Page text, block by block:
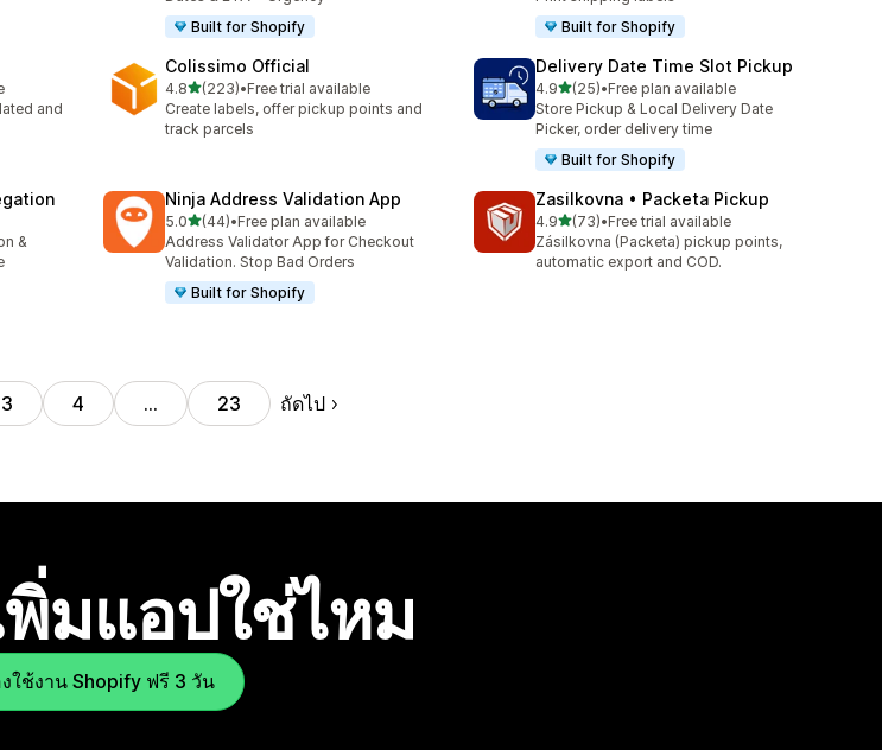
Built for Shopify
Built for Shopify
and
Colissimo Official
4.8เต็ม 5 ดาว
(223)
ทั้งหมด 223 รีวิว
•Free trial available
Create labels, offer pickup points and
track parcels
Delivery Date Time Slot Pickup
4.9เต็ม 5 ดาว
(25)
ทั้งหมด 25 รีวิว
•Free plan available
Store Pickup & Local Delivery Date
Picker, order delivery time
Built for Shopify
&
Ninja Address Validation App
5.0เต็ม 5 ดาว
(44)
ทั้งหมด 44 รีวิว
•Free plan available
Address Validator App for Checkout
Validation. Stop Bad Orders
Built for Shopify
Zasilkovna • Packeta Pickup
4.9เต็ม 5 ดาว
(73)
ทั้งหมด 73 รีวิว
•Free trial available
Zásilkovna (Packeta) pickup points,
automatic export and COD.
3 4 … 23 ถัดไป
พิ่มแอปใช่ไหม
ใช้งาน Shopify ฟรี 3 วัน